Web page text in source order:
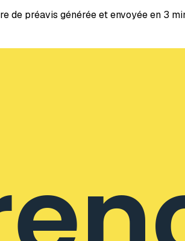
de préavis générée et envoyée en 3